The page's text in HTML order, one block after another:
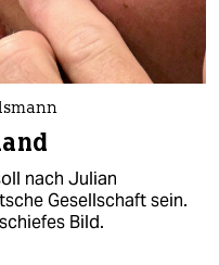
nach Julian
Gesellschaft sein.
Bild.